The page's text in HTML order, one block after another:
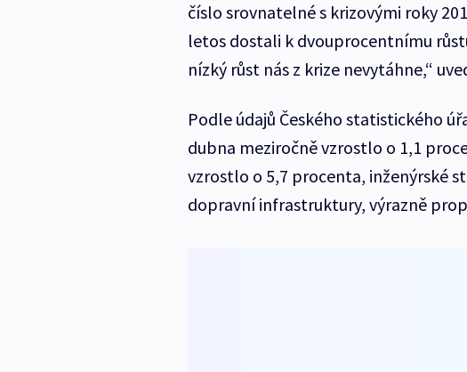
číslo srovnatelné s krizovými roky
letos dostali k dvouprocentnímu
nízký růst nás z krize nevytáhne,“
Podle údajů Českého statistického
dubna meziročně vzrostlo o 1,1
vzrostlo o 5,7 procenta, inženýrské
dopravní infrastruktury, výrazně